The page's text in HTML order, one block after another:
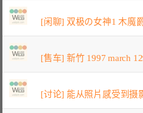
[闲聊] 双极の女神1 木魔
[售车] 新竹 1997 march
[讨论] 能从照片感受到摄